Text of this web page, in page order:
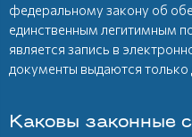
федеральному закону об
единственным легитимным
является запись в
документы выдаются
Каковы законные